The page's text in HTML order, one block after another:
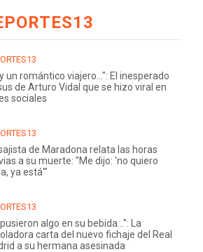
un romántico viajero...": El inesperado
de Arturo Vidal que se hizo viral en
sociales
de Maradona relata las horas
a su muerte: "Me dijo: 'no quiero
ya está'"
algo en su bebida...": La
carta del nuevo fichaje del Real
a su hermana asesinada